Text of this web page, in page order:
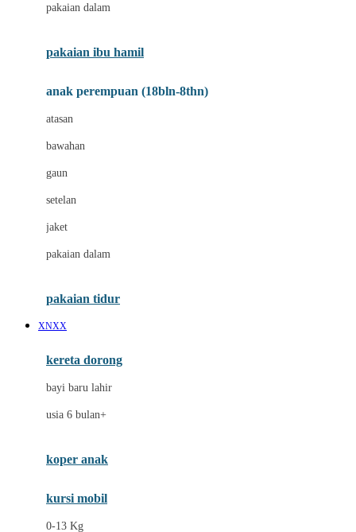
Cottonseeds
Crane
Drew
E
ELC
Ergobaby
Ezyroller
F
pakaian dalam
pakaian ibu hamil
anak perempuan (18bln-8thn)
atasan
bawahan
gaun
setelan
jaket
pakaian dalam
pakaian tidur
XNXX
kereta dorong
bayi baru lahir
usia 6 bulan+
koper anak
kursi mobil
0-13 Kg